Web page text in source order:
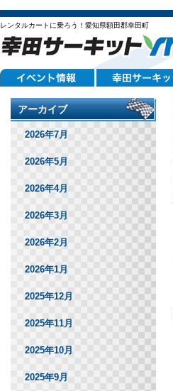
レンタルカートに乗ろう！愛知県額田郡幸田町
アーカイブ
2026年7月
2026年5月
2026年4月
2026年3月
2026年2月
2026年1月
2025年12月
2025年11月
2025年10月
2025年9月